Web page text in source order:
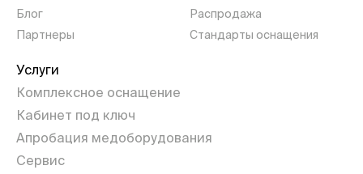
Блог
Партнеры
Распродажа
Стандарты оснащения
Услуги
Комплексное оснащение
Кабинет под ключ
Апробация медоборудования
Сервис